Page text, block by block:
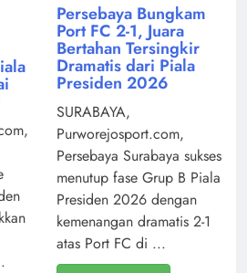
Persebaya Bungkam
Port FC 2-1, Juara
Bertahan Tersingkir
Dramatis dari Piala
Presiden 2026
SURABAYA,
Purworejosport.com,
Persebaya Surabaya sukses
menutup fase Grup B Piala
Presiden 2026 dengan
kemenangan dramatis 2-1
atas Port FC di ...